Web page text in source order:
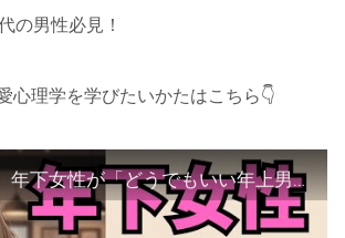
の男性必見！
心理学を学びたいかたはこちら👇️
【本命確定!?】年下女性が「どうでもいい年上男性」には絶対やらない行動7選【大人の恋愛心理学】